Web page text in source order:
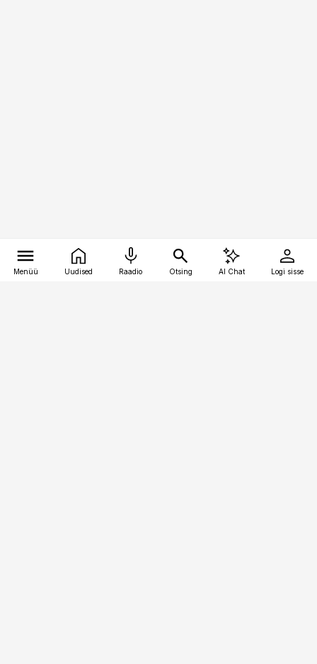
Menüü Uudised Raadio Otsing AI Chat Logi sisse